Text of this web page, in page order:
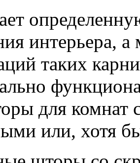
интерьера, а
таких
для комнат
или, хотя